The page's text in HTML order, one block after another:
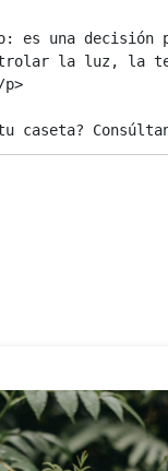
es una
la luz,
caseta?